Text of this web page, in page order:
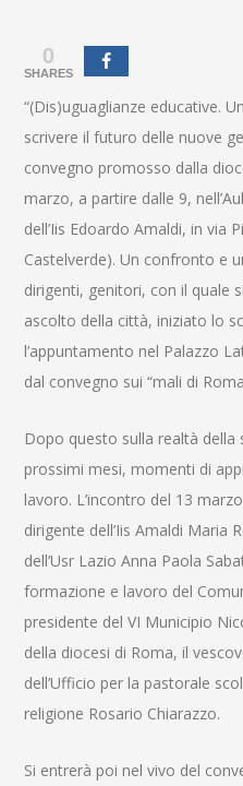
0
SHARES
“(Dis)uguaglianze educative.
scrivere il futuro delle nuove
convegno promosso dalla
marzo, a partire dalle 9,
dell’Iis Edoardo Amaldi, in via
Castelverde). Un confronto e
dirigenti, genitori, con il quale
ascolto della città, iniziato lo
l’appuntamento nel Palazzo
dal convegno sui “mali di
Dopo questo sulla realtà della
prossimi mesi, momenti di
lavoro. L’incontro del 13
dirigente dell’Iis Amaldi Maria
dell’Usr Lazio Anna Paola
formazione e lavoro del
presidente del VI Municipio
della diocesi di Roma, il
dell’Ufficio per la pastorale
religione Rosario Chiarazzo.
Si entrerà poi nel vivo del